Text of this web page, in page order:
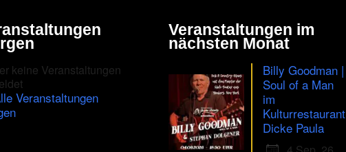
keine Veranstaltungen
Veranstaltungen
Veranstaltungen im
nächsten Monat
Billy Goodman |
Soul of a Man
im
Kulturrestaurant
Dicke Paula